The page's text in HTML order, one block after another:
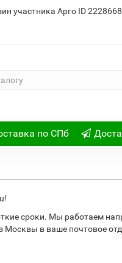
участника Арго ID 2228668
по СПб
сроки. Мы работаем
Москвы в ваше почтовое